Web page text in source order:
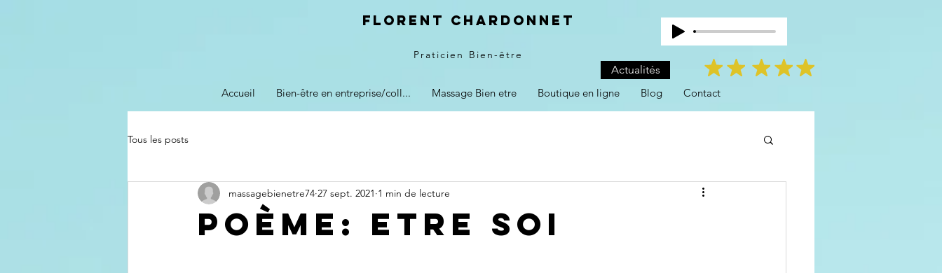
Florent Chardonnet
Praticien Bien-être
Actualités
Accueil
Bien-être en entreprise/coll... Massage Bien etre Boutique en ligne Blog Contact
Tous les posts
Poème: Etre Soi
massagebienetre74 27 sept. 2021 1 min de lecture